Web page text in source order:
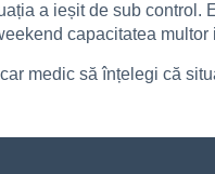
a ieșit de sub
capacitatea multor
medic să înțelegi că